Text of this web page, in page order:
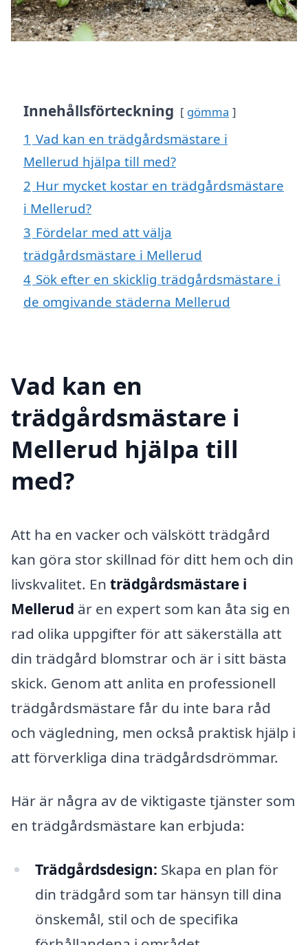
Innehållsförteckning gömma
1 Vad kan en trädgårdsmästare i
Mellerud hjälpa till med?
2 Hur mycket kostar en trädgårdsmästare
i Mellerud?
3 Fördelar med att välja
trädgårdsmästare i Mellerud
4 Sök efter en skicklig trädgårdsmästare i
de omgivande städerna Mellerud
Vad kan en
trädgårdsmästare i
Mellerud hjälpa till
med?
Att ha en vacker och välskött trädgård
kan göra stor skillnad för ditt hem och din
livskvalitet. En trädgårdsmästare i
Mellerud är en expert som kan åta sig en
rad olika uppgifter för att säkerställa att
din trädgård blomstrar och är i sitt bästa
skick. Genom att anlita en professionell
trädgårdsmästare får du inte bara råd
och vägledning, men också praktisk hjälp i
att förverkliga dina trädgårdsdrömmar.
Här är några av de viktigaste tjänster som
en trädgårdsmästare kan erbjuda:
Trädgårdsdesign: Skapa en plan för
din trädgård som tar hänsyn till dina
önskemål, stil och de specifika